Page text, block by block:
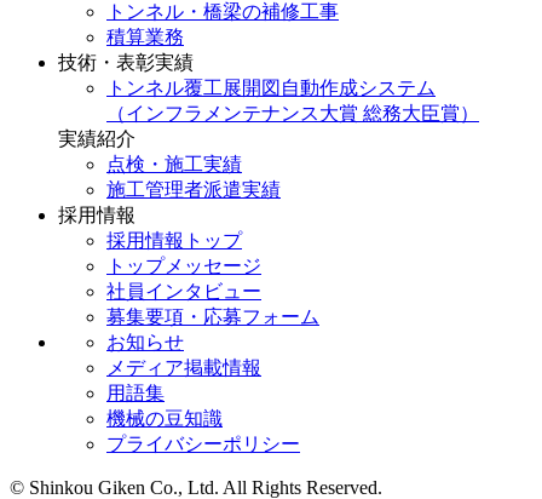
トンネル・橋梁の補修工事
積算業務
技術・表彰実績
トンネル覆工展開図自動作成システム
（インフラメンテナンス大賞 総務大臣賞）
実績紹介
点検・施工実績
施工管理者派遣実績
採用情報
採用情報トップ
トップメッセージ
社員インタビュー
募集要項・応募フォーム
お知らせ
メディア掲載情報
用語集
機械の豆知識
プライバシーポリシー
© Shinkou Giken Co., Ltd. All Rights Reserved.